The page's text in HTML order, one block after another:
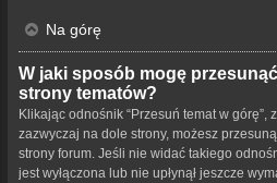
Na górę
W jaki sposób mogę
strony tematów?
Klikając odnośnik “Przesuń temat w górę”,
zazwyczaj na dole strony, możesz
strony forum. Jeśli nie widać takiego
jest wyłączona lub nie upłynął jeszcze